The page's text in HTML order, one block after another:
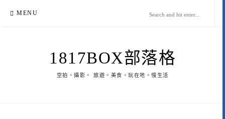
MENU
1817BOX部落格
空拍。攝影。 旅遊。美食。玩在地。慢生活